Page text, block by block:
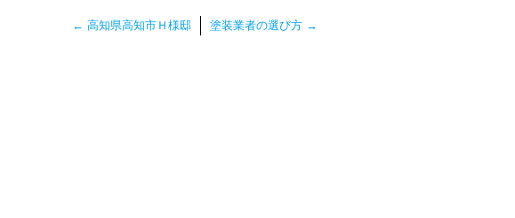
← 高知県高知市Ｈ様邸 塗装業者の選び方 →